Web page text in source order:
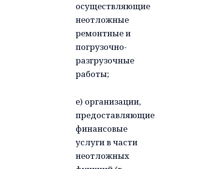
осуществляющие
неотложные
ремонтные и
погрузочно-
разгрузочные
работы;
е) организации,
предоставляющие
финансовые
услуги в части
неотложных